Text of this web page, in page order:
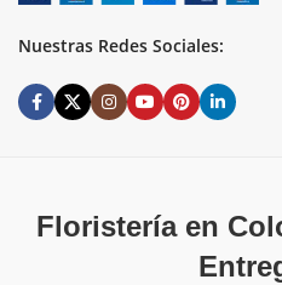
Nuestras Redes Sociales:
Floristería en